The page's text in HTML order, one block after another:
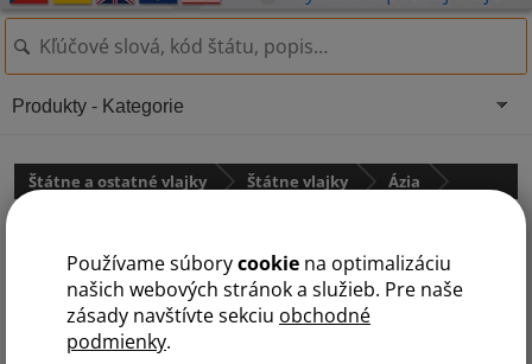
Používame súborycookie na optimalizáciu
našich webových stránok a služieb. Pre naše
zásady navštívte sekciu obchodné
podmienky.
Štátne a ostatné vlajky Štátne vlajky Ázia
Produkty - Kategorie